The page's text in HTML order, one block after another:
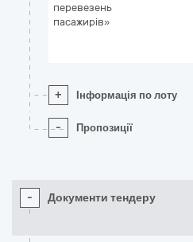
перевезень
пасажирів»
+ Інформація по лоту
- Пропозиції
- Документи тендеру